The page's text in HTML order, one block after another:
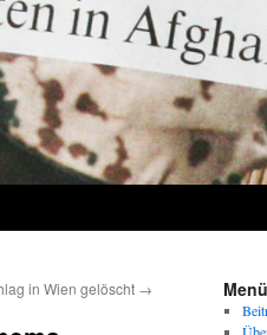
in Wien gelöscht → Menü